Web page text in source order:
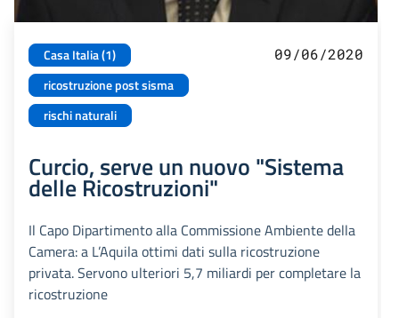
Casa Italia (1)
ricostruzione post sisma
rischi naturali
09/06/2020
Curcio, serve un nuovo "Sistema
delle Ricostruzioni"
Il Capo Dipartimento alla Commissione Ambiente della
Camera: a L’Aquila ottimi dati sulla ricostruzione
privata. Servono ulteriori 5,7 miliardi per completare la
ricostruzione